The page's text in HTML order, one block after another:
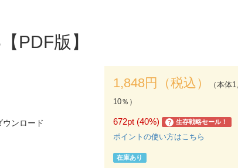
PDF版】
ンロード
1,848円（税込）
（本体
10％）
672pt (40%) ? 生存戦略セール！
ポイントの使い方はこちら
在庫あり